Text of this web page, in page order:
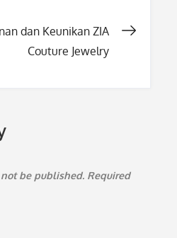
dan Keunikan ZIA
Couture Jewelry
be published. Required